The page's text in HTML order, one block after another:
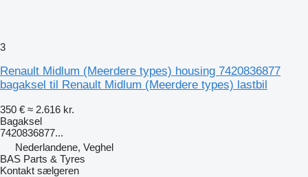
3
Renault Midlum (Meerdere types) housing 7420836877
bagaksel til Renault Midlum (Meerdere types) lastbil
350 € ≈ 2.616 kr.
Bagaksel
7420836877...
Nederlandene, Veghel
BAS Parts & Tyres
Kontakt sælgeren